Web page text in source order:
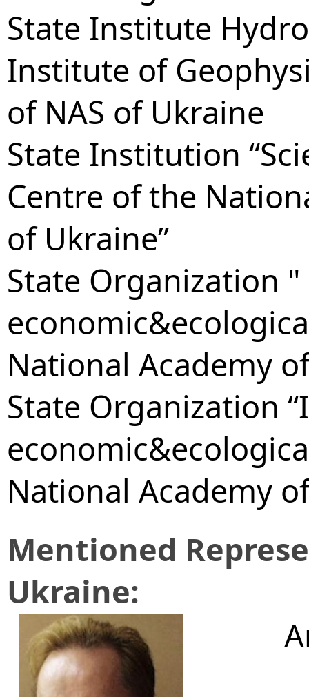
State Institute
Institute of
of NAS of Ukraine
State Institution
Centre of the
of Ukraine”
State Organization
National Academy
State Organization
National Academy
Mentioned
Ukraine: